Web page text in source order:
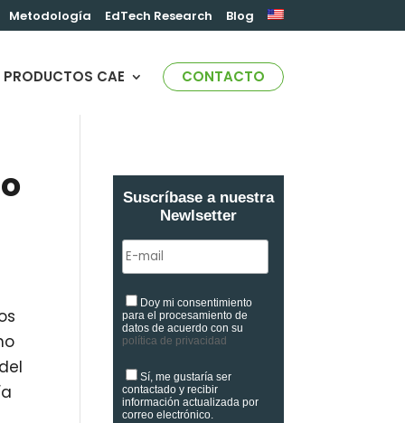
Metodología EdTech Research Blog
PRODUCTOS CAE CONTACTO
Suscríbase a nuestra
Newlsetter
Doy mi consentimiento
para el procesamiento de
datos de acuerdo con su
política de privacidad
Sí, me gustaría ser
contactado y recibir
información actualizada por
correo electrónico.